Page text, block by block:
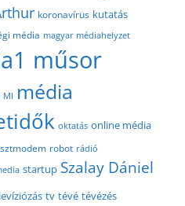
koronavírus kutatás
média magyar médiahelyzet
műsor
MI média
oktatás online média
robot rádió
startup Szalay Dániel
tv tévé tévézés